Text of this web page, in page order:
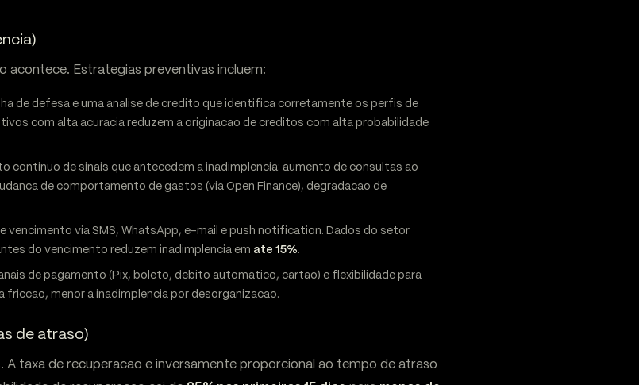
acontece. Estrategias preventivas incluem:
de defesa e uma analise de credito que identifica corretamente os perfis de
com alta acuracia reduzem a originacao de creditos com alta probabilidade
continuo de sinais que antecedem a inadimplencia: aumento de consultas ao
de comportamento de gastos (via Open Finance), degradacao de
vencimento via SMS, WhatsApp, e-mail e push notification. Dados do setor
do vencimento reduzem inadimplencia em ate 15%.
de pagamento (Pix, boleto, debito automatico, cartao) e flexibilidade para
friccao, menor a inadimplencia por desorganizacao.
de atraso)
A taxa de recuperacao e inversamente proporcional ao tempo de atraso